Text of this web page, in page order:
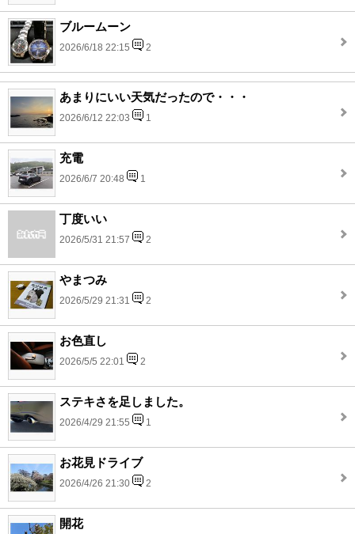
ブルームーン
2026/6/18 22:15 2
あまりにいい天気だったので・・・
2026/6/12 22:03 1
充電
2026/6/7 20:48 1
丁度いい
2026/5/31 21:57 2
やまつみ
2026/5/29 21:31 2
お色直し
2026/5/5 22:01 2
ステキさを足しました。
2026/4/29 21:55 1
お花見ドライブ
2026/4/26 21:30 2
開花